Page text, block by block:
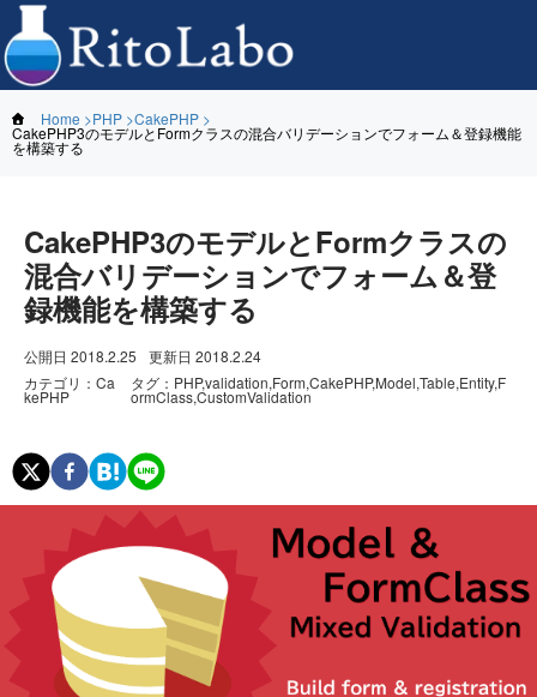
Home PHP CakePHP
CakePHP3のモデルとFormクラスの混合バリデーションでフォーム＆登録機能
を構築する
CakePHP3のモデルとFormクラスの
混合バリデーションでフォーム＆登
録機能を構築する
公開日 2018.2.25 更新日 2018.2.24
カテゴリ ： Ca
kePHP
タグ： PHP,validation,Form,CakePHP,Model,Table,Entity,F
ormClass,CustomValidation